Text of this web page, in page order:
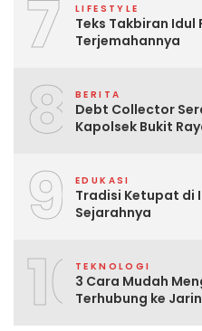
7 LIFESTYLE
Teks Takbiran Idul
Terjemahannya
8 BERITA
Debt Collector
Kapolsek Bukit
9 EDUKASI
Tradisi Ketupat di
Sejarahnya
10TEKNOLOGI
3 Cara Mudah
Terhubung ke